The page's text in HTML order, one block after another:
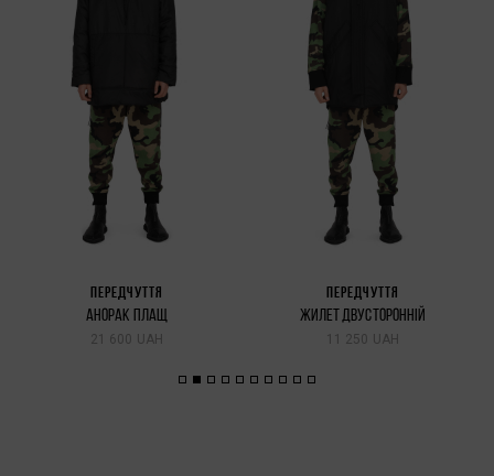
ПЕРЕДЧУТТЯ
АНОРАК ПЛАЩ
21 600 UAH
ПЕРЕДЧУТТЯ
ЖИЛЕТ ДВУСТОРОННІЙ
11 250 UAH